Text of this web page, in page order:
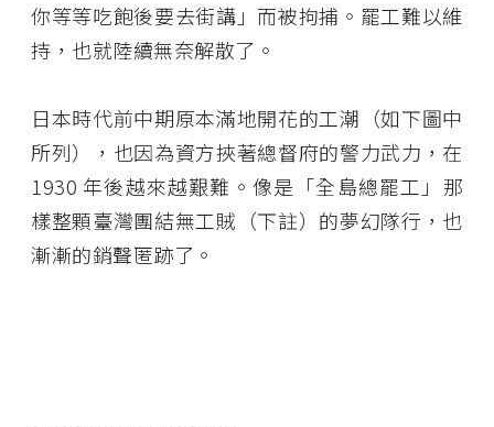
你等等吃飽後要去街講」而被拘捕。罷工難以維
持，也就陸續無奈解散了。
日本時代前中期原本滿地開花的工潮（如下圖中
所列），也因為資方挾著總督府的警力武力，在
1930 年後越來越艱難。像是「全島總罷工」那
樣整顆臺灣團結無工賊（下註）的夢幻隊行，也
漸漸的銷聲匿跡了。